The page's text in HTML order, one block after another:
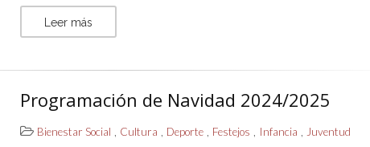
Leer más
Programación de Navidad 2024/2025
Bienestar Social , Cultura , Deporte , Festejos , Infancia ,Juventud